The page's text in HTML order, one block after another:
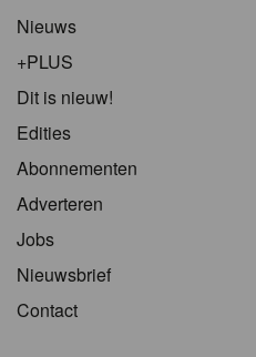
Nieuws
+PLUS
Dit is nieuw!
Edities
Abonnementen
Adverteren
Jobs
Nieuwsbrief
Contact